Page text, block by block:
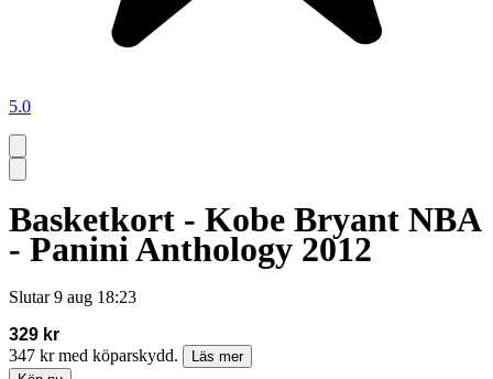
5.0
Basketkort - Kobe Bryant NBA
- Panini Anthology 2012
Slutar 9 aug 18:23
329 kr
347 kr med köparskydd.
Läs mer